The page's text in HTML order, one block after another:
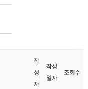
작
성
자
작성
일자
조회수